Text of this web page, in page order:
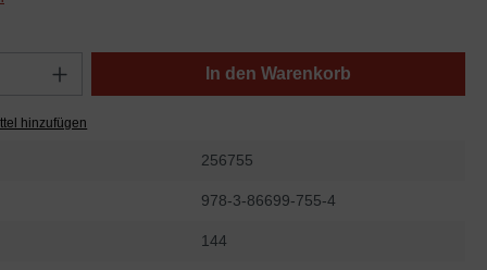
In den Warenkorb
hinzufügen
256755
978-3-86699-755-4
144